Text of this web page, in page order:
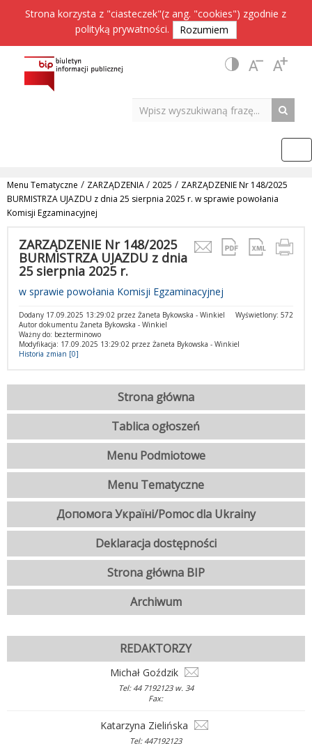
Strona korzysta z "ciasteczek"(z ang. "cookies") zgodnie z
polityką prywatności. Rozumiem
Menu Tematyczne / ZARZĄDZENIA/ 2025 / ZARZĄDZENIE Nr 148/2025
BURMISTRZA UJAZDU z dnia 25 sierpnia 2025 r. w sprawie powołania
Komisji Egzaminacyjnej
ZARZĄDZENIE Nr 148/2025
BURMISTRZA UJAZDU z dnia
25 sierpnia 2025 r.
w sprawie powołania Komisji Egzaminacyjnej
Wyświetlony: 572
Dodany 17.09.2025 13:29:02 przez Żaneta Bykowska - Winkiel
Autor dokumentu Żaneta Bykowska - Winkiel
Ważny do: bezterminowo
Modyfikacja: 17.09.2025 13:29:02 przez Żaneta Bykowska - Winkiel
Historia zmian [0]
Strona główna
Tablica ogłoszeń
Menu Podmiotowe
Menu Tematyczne
Допомога Україні/Pomoc dla Ukrainy
Deklaracja dostępności
Strona główna BIP
Archiwum
REDAKTORZY
Michał Goździk
Tel: 44 7192123 w. 34
Fax:
Katarzyna Zielińska
Tel: 447192123